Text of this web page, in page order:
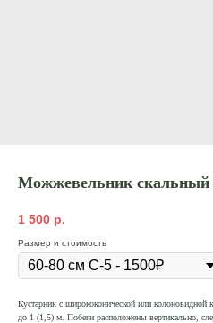
Можжевельник
1 500 р.
Размер и стоимость
Кустарник с ширококонической или
до 1 (1,5) м. Побеги расположены вертикально,